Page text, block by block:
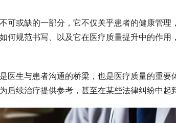
可或缺的一部分，它不仅关乎患者的健康管理
何规范书写、以及它在医疗质量提升中的作用
医生与患者沟通的桥梁，也是医疗质量的重要
后续治疗提供参考，甚至在某些法律纠纷中起